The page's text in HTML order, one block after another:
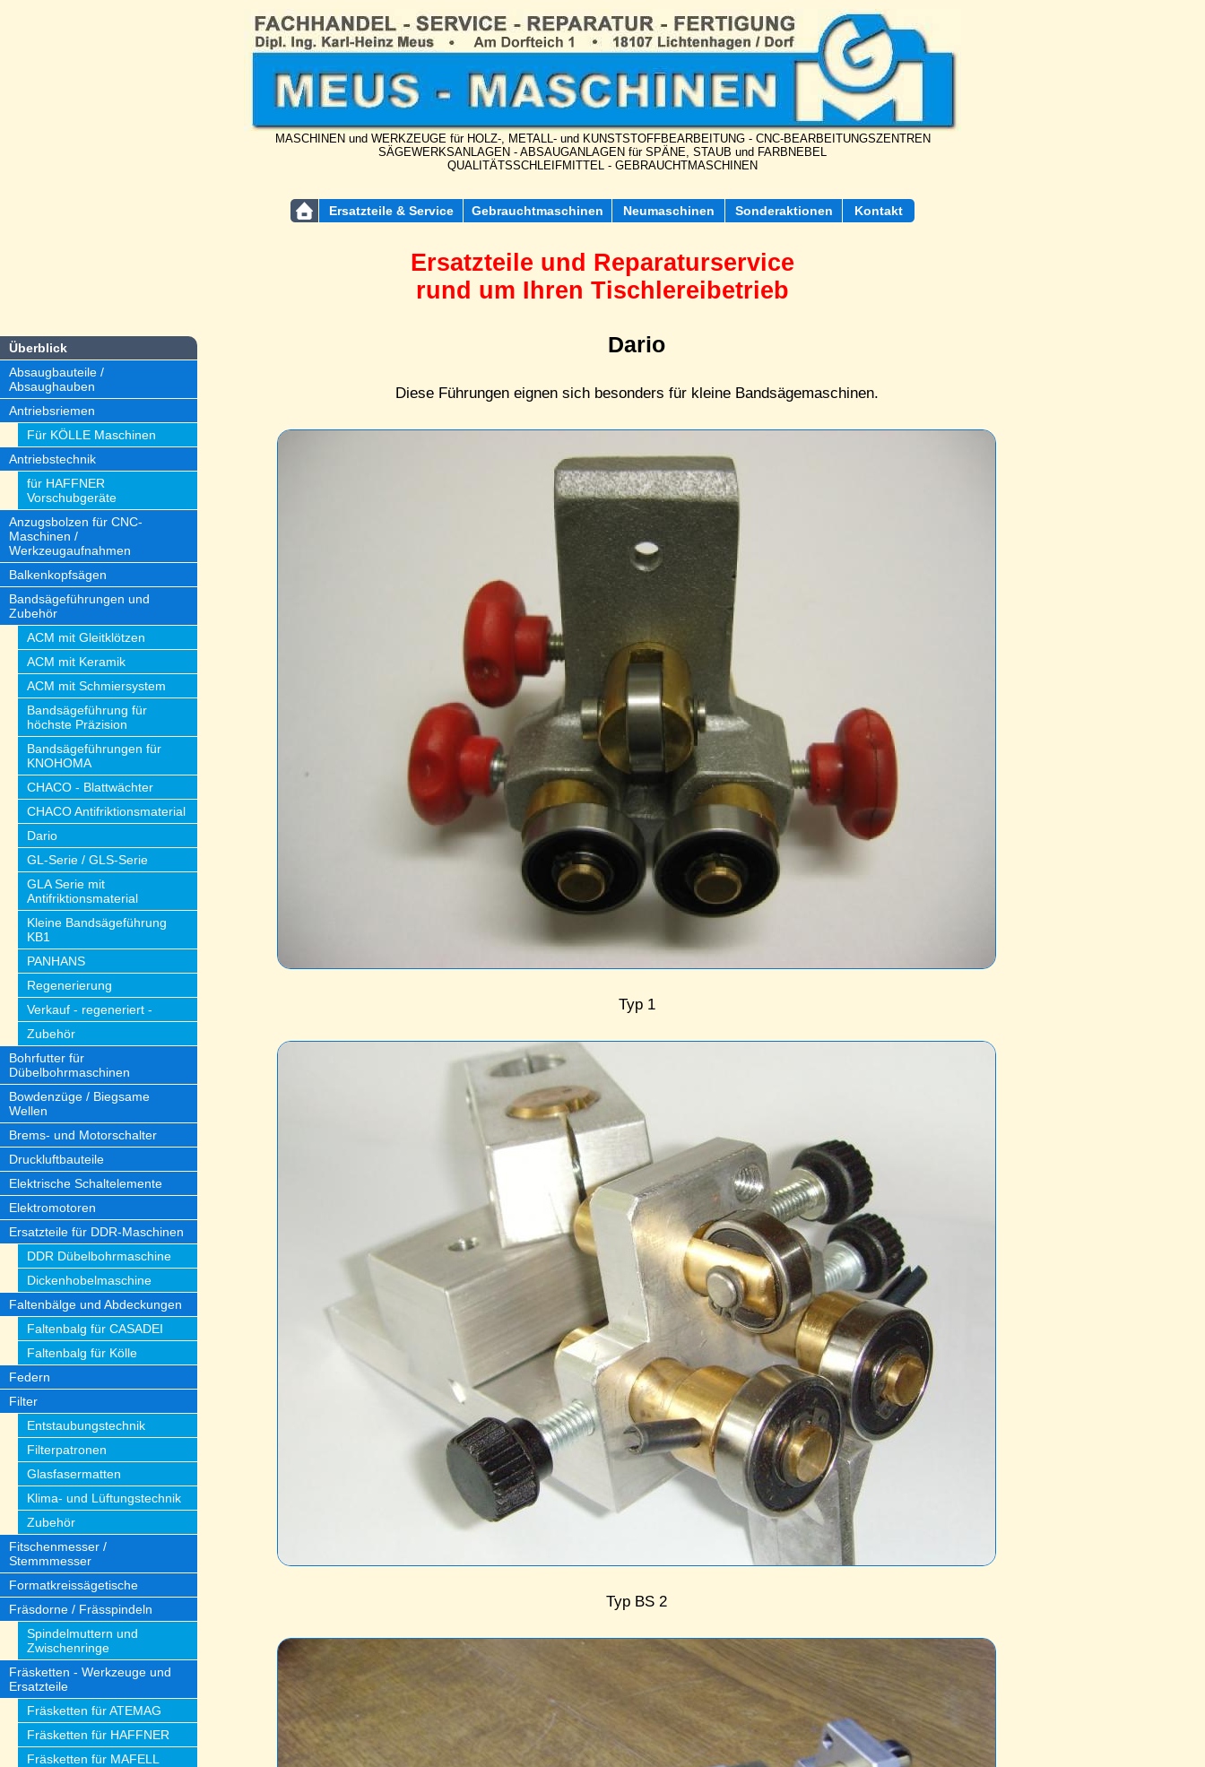
MASCHINEN und WERKZEUGE für HOLZ-, METALL- und KUNSTSTOFFBEARBEITUNG - CNC-BEARBEITUNGSZENTREN
SÄGEWERKSANLAGEN - ABSAUGANLAGEN für SPÄNE, STAUB und FARBNEBEL
QUALITÄTSSCHLEIFMITTEL - GEBRAUCHTMASCHINEN
Ersatzteile & Service Gebrauchtmaschinen Neumaschinen Sonderaktionen Kontakt
Ersatzteile und Reparaturservice
rund um Ihren Tischlereibetrieb
Überblick
Absaugbauteile /
Absaughauben
Antriebsriemen
Für KÖLLE Maschinen
Antriebstechnik
für HAFFNER
Vorschubgeräte
Anzugsbolzen für CNC-
Maschinen /
Werkzeugaufnahmen
Balkenkopfsägen
Bandsägeführungen und
Zubehör
ACM mit Gleitklötzen
ACM mit Keramik
ACM mit Schmiersystem
Bandsägeführung für
höchste Präzision
Bandsägeführungen für
KNOHOMA
CHACO - Blattwächter
CHACO Antifriktionsmaterial
Dario
GL-Serie / GLS-Serie
GLA Serie mit
Antifriktionsmaterial
Kleine Bandsägeführung
KB1
PANHANS
Regenerierung
Verkauf - regeneriert -
Zubehör
Bohrfutter für
Dübelbohrmaschinen
Bowdenzüge / Biegsame
Wellen
Brems- und Motorschalter
Druckluftbauteile
Elektrische Schaltelemente
Elektromotoren
Ersatzteile für DDR-Maschinen
DDR Dübelbohrmaschine
Dickenhobelmaschine
Faltenbälge und Abdeckungen
Faltenbalg für CASADEI
Faltenbalg für Kölle
Federn
Filter
Entstaubungstechnik
Filterpatronen
Glasfasermatten
Klima- und Lüftungstechnik
Zubehör
Fitschenmesser /
Stemmmesser
Formatkreissägetische
Fräsdorne / Frässpindeln
Spindelmuttern und
Zwischenringe
Fräsketten - Werkzeuge und
Ersatzteile
Fräsketten für ATEMAG
Fräsketten für HAFFNER
Fräsketten für MAFELL
Dario
Diese Führungen eignen sich besonders für kleine Bandsägemaschinen.
Typ 1
Typ BS 2